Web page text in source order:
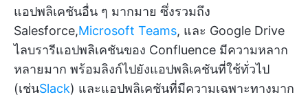
แอปพลิเคชันอื่น ๆ มากมาย ซึ่งรวมถึง
Salesforce,Microsoft Teams, และ Google Drive
ไลบรารีแอปพลิเคชันของ Confluence มีความหลาก
หลายมาก พร้อมลิงก์ไปยังแอปพลิเคชันที่ใช้ทั่วไป
(เช่นSlack) และแอปพลิเคชันที่มีความเฉพาะทางมาก